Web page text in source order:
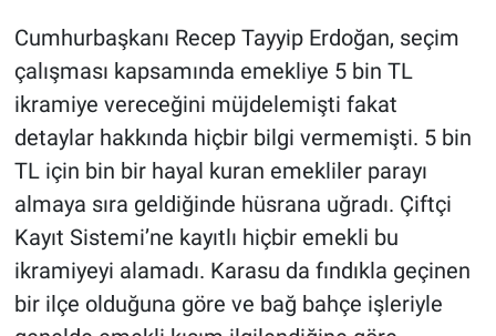
Cumhurbaşkanı Recep Tayyip Erdoğan, seçim
çalışması kapsamında emekliye 5 bin TL
ikramiye vereceğini müjdelemişti fakat
detaylar hakkında hiçbir bilgi vermemişti. 5 bin
TL için bin bir hayal kuran emekliler parayı
almaya sıra geldiğinde hüsrana uğradı. Çiftçi
Kayıt Sistemi’ne kayıtlı hiçbir emekli bu
ikramiyeyi alamadı. Karasu da fındıkla geçinen
bir ilçe olduğuna göre ve bağ bahçe işleriyle